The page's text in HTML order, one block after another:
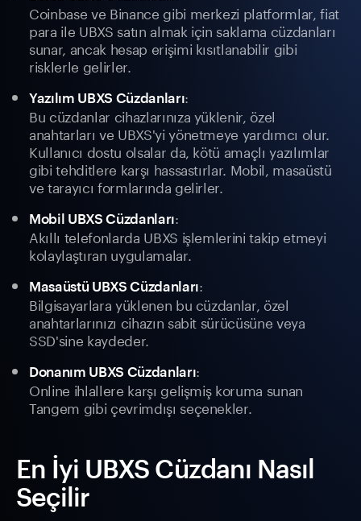
Coinbase ve Binance gibi merkezi platformlar, fiat
para ile UBXS satın almak için saklama cüzdanları
sunar, ancak hesap erişimi kısıtlanabilir gibi
risklerle gelirler.
Yazılım UBXS Cüzdanları:
Bu cüzdanlar cihazlarınıza yüklenir, özel
anahtarları ve UBXS'yi yönetmeye yardımcı olur.
Kullanıcı dostu olsalar da, kötü amaçlı yazılımlar
gibi tehditlere karşı hassastırlar. Mobil, masaüstü
ve tarayıcı formlarında gelirler.
Mobil UBXS Cüzdanları:
Akıllı telefonlarda UBXS işlemlerini takip etmeyi
kolaylaştıran uygulamalar.
Masaüstü UBXS Cüzdanları:
Bilgisayarlara yüklenen bu cüzdanlar, özel
anahtarlarınızı cihazın sabit sürücüsüne veya
SSD'sine kaydeder.
Donanım UBXS Cüzdanları:
Online ihlallere karşı gelişmiş koruma sunan
Tangem gibi çevrimdışı seçenekler.
En İyi UBXS Cüzdanı Nasıl
Seçilir